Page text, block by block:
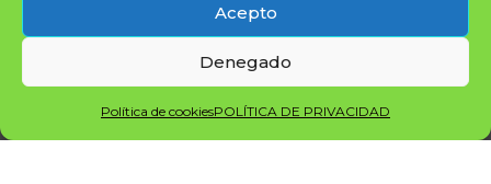
Acepto
Denegado
Política de cookiesPOLÍTICA DE PRIVACIDAD
su disposición amistosa llama la atención de los
amantes de los gatos ronroneantes, para comprarnos
tendremos que gastar entre 600 y 1200 euros en
nuestra mascota
Comportamiento del